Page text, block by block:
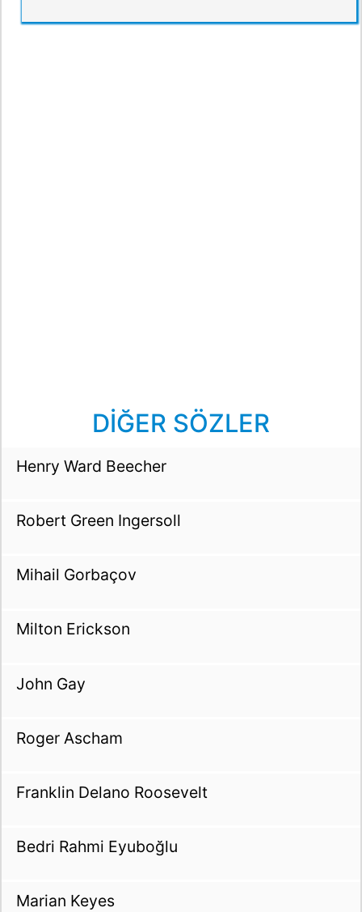
DİĞER SÖZLER
Henry Ward Beecher
Robert Green Ingersoll
Mihail Gorbaçov
Milton Erickson
John Gay
Roger Ascham
Franklin Delano Roosevelt
Bedri Rahmi Eyuboğlu
Marian Keyes